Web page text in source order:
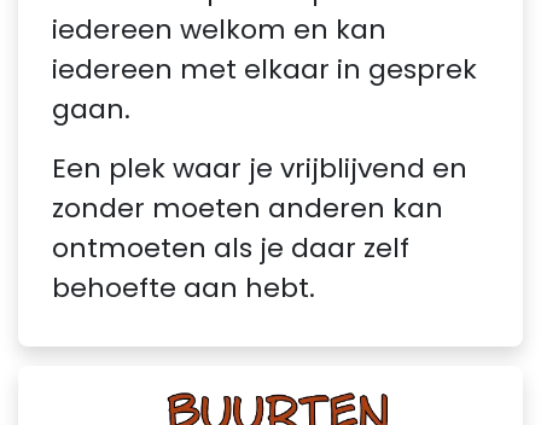
iedereen welkom en kan
iedereen met elkaar in gesprek
gaan.
Een plek waar je vrijblijvend en
zonder moeten anderen kan
ontmoeten als je daar zelf
behoefte aan hebt.